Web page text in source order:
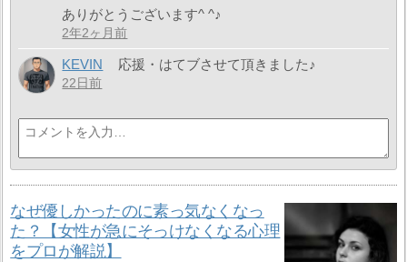
ありがとうございます^ ^♪
2年2ヶ月前
KEVIN 応援・はてブさせて頂きました♪
22日前
なぜ優しかったのに素っ気なくなっ
た？【女性が急にそっけなくなる心理
をプロが解説】